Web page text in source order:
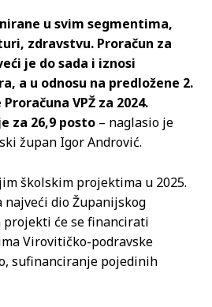
u svim segmentima,
zdravstvu. Proračun za
je do sada i iznosi
a u odnosu na predložene 2.
VPŽ za 2024.
za 26,9 posto – naglasio je
župan Igor Andrović.
školskim projektima u 2025.
najveći dio Županijskog
projekti će se financirati
Virovitičko-podravske
sufinanciranje pojedinih